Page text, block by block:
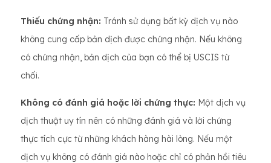
Thiếu chứng nhận: Tránh sử dụng bất kỳ dịch vụ nào
không cung cấp bản dịch được chứng nhận. Nếu không
có chứng nhận, bản dịch của bạn có thể bị USCIS từ
chối.
Không có đánh giá hoặc lời chứng thực: Một dịch vụ
dịch thuật uy tín nên có những đánh giá và lời chứng
thực tích cực từ những khách hàng hài lòng. Nếu một
dịch vụ không có đánh giá nào hoặc chỉ có phản hồi tiêu